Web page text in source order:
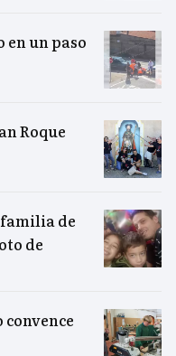
un paso
Roque
de
de
convence